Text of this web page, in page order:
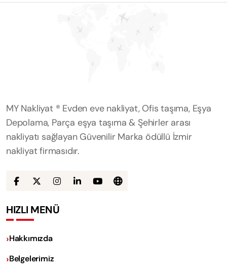
MY Nakliyat ® Evden eve nakliyat, Ofis taşıma, Eşya
Depolama, Parça eşya taşıma & Şehirler arası
nakliyatı sağlayan Güvenilir Marka ödüllü İzmir
nakliyat firmasıdır.
HIZLI MENÜ
Hakkımızda
Belgelerimiz